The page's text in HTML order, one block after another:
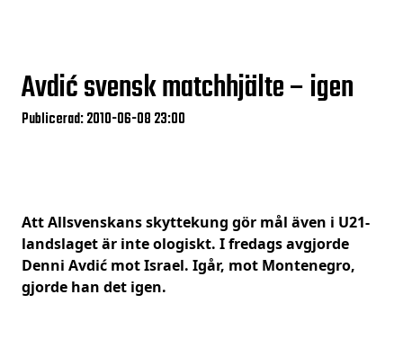
Avdić svensk matchhjälte – igen
Publicerad: 2010-06-08 23:00
Att Allsvenskans skyttekung gör mål även i U21-
landslaget är inte ologiskt. I fredags avgjorde
Denni Avdić mot Israel. Igår, mot Montenegro,
gjorde han det igen.